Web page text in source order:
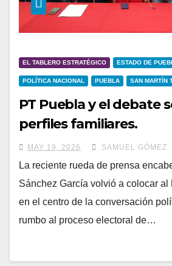
EL TABLERO ESTRATÉGICO ESTADO DE
POLÍTICA NACIONAL PUEBLA SAN MARTÍN
PT Puebla y el debate
perfiles familiares.
MAY 19, 2026 SAMUEL GÓMEZ
La reciente rueda de prensa
Sánchez García volvió a colocar al
en el centro de la conversación
rumbo al proceso electoral de…